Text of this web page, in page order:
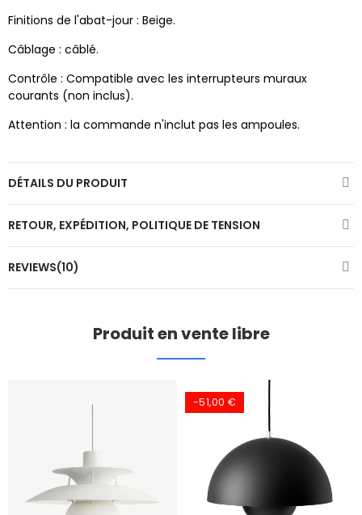
Finitions de l'abat-jour : Beige.
Câblage : câblé.
Contrôle : Compatible avec les interrupteurs muraux
courants (non inclus).
Attention : la commande n'inclut pas les ampoules.
DÉTAILS DU PRODUIT
RETOUR, EXPÉDITION, POLITIQUE DE TENSION
REVIEWS(10)
Produit en vente libre
-51,00 €